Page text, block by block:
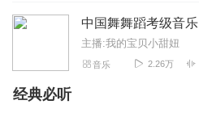
中国舞舞蹈考级音乐
主播:我的宝贝小甜妞
音乐 2.26万
经典必听